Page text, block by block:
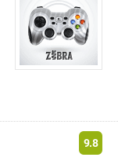
9.8